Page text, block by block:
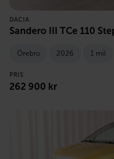
DACIA
Sandero III TCe 110
Örebro 2026 1 mil
PRIS
262 900 kr